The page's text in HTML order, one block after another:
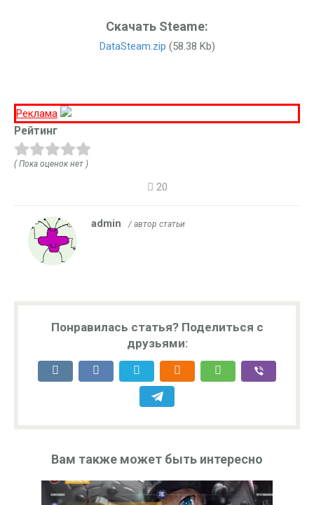
Скачать Steame:
DataSteam.zip (58.38 Kb)
Реклама
Рейтинг
( Пока оценок нет )
20
admin / автор статьи
Понравилась статья? Поделиться с
друзьями:
Вам также может быть интересно